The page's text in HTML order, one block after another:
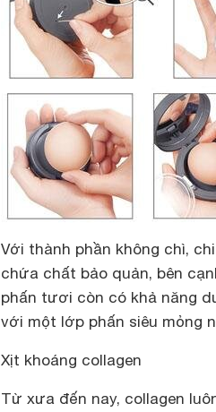
Với thành phần không chì,
chứa chất bảo quản, bên
phấn tươi còn có khả năng
với một lớp phấn siêu mỏng
Xịt khoáng collagen
Từ xưa đến nay, collagen